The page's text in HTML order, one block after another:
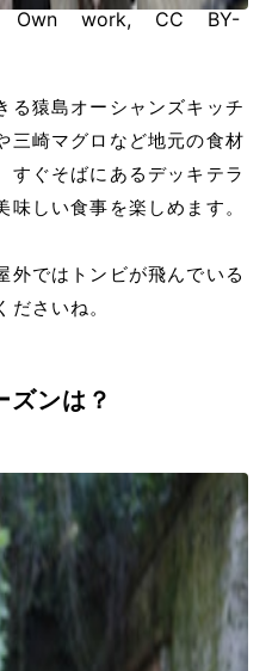
- Own work, CC BY-
る猿島オーシャンズキッチ
三崎マグロなど地元の食材
すぐそばにあるデッキテラ
しい食事を楽しめます。
外ではトンビが飛んでいる
さいね。
ズンは？